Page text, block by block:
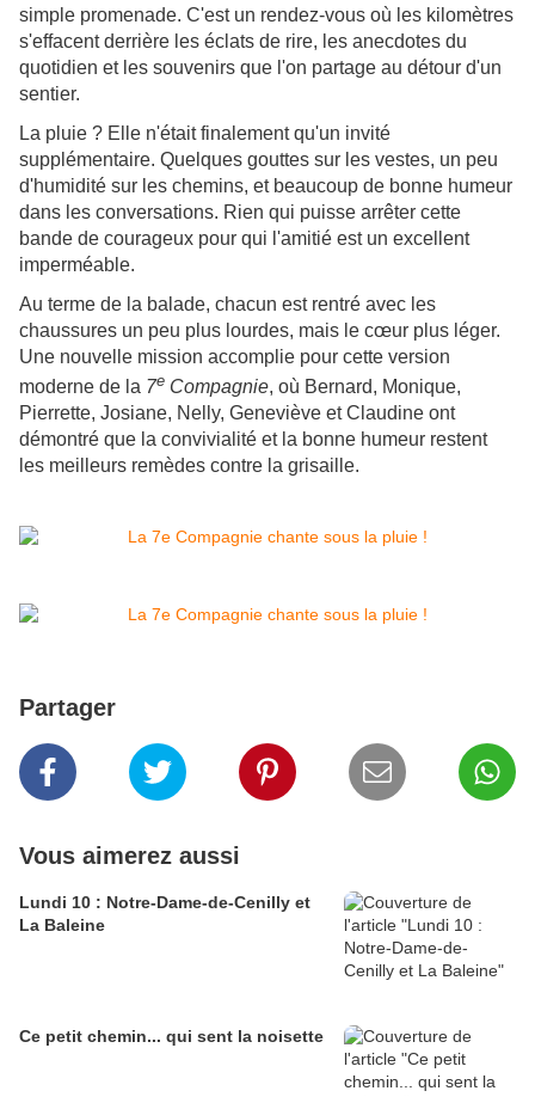
simple promenade. C'est un rendez-vous où les kilomètres
s'effacent derrière les éclats de rire, les anecdotes du
quotidien et les souvenirs que l'on partage au détour d'un
sentier.
La pluie ? Elle n'était finalement qu'un invité
supplémentaire. Quelques gouttes sur les vestes, un peu
d'humidité sur les chemins, et beaucoup de bonne humeur
dans les conversations. Rien qui puisse arrêter cette
bande de courageux pour qui l'amitié est un excellent
imperméable.
Au terme de la balade, chacun est rentré avec les
chaussures un peu plus lourdes, mais le cœur plus léger.
Une nouvelle mission accomplie pour cette version
moderne de la 7e Compagnie, où Bernard, Monique,
Pierrette, Josiane, Nelly, Geneviève et Claudine ont
démontré que la convivialité et la bonne humeur restent
les meilleurs remèdes contre la grisaille.
Partager
Vous aimerez aussi
Lundi 10 : Notre-Dame-de-Cenilly et
La Baleine
Ce petit chemin... qui sent la noisette